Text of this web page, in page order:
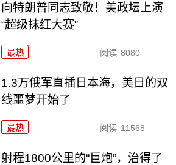
向特朗普同志致敬！美政坛上演
“超级抹红大赛”
最热 阅读 8080
1.3万俄军直插日本海，美日的双
线噩梦开始了
最热 阅读 11568
射程1800公里的“巨炮”，治得了